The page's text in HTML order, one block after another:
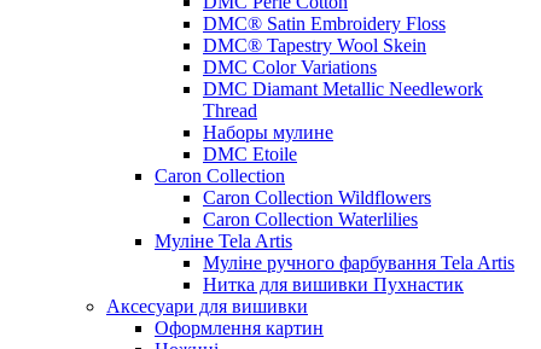
DMC® Satin Embroidery Floss
DMC® Tapestry Wool Skein
DMC Color Variations
DMC Diamant Metallic Needlework
Thread
Наборы мулине
DMC Etoile
Caron Collection
Caron Collection Wildflowers
Caron Collection Waterlilies
Муліне Tela Artis
Муліне ручного фарбування Tela Artis
Нитка для вишивки Пухнастик
Аксесуари для вишивки
Оформлення картин